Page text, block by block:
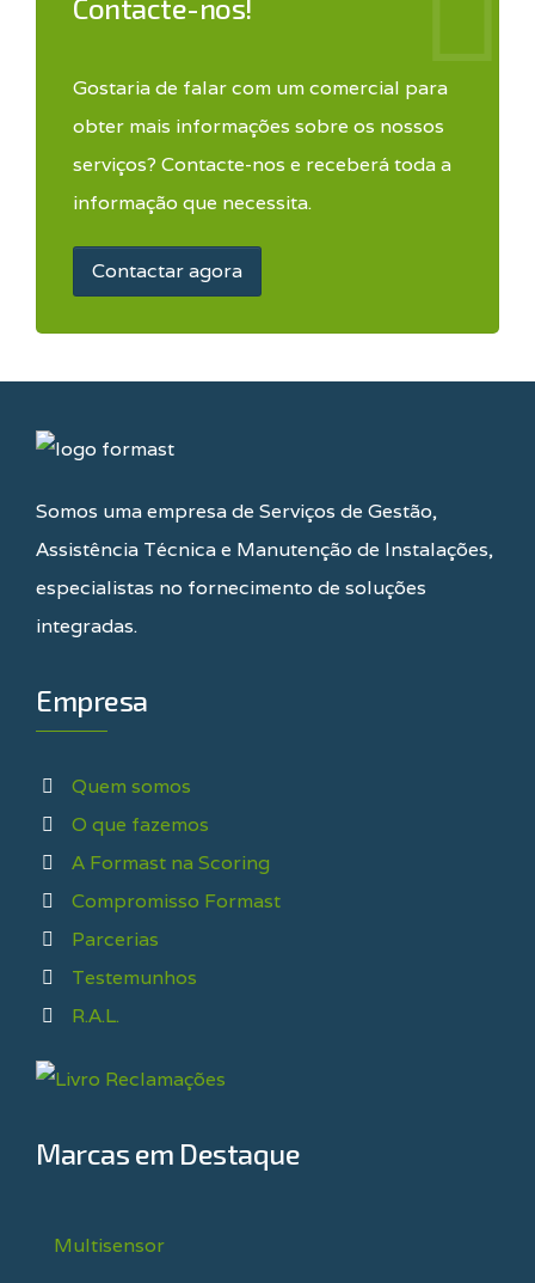
Contacte-nos!
Gostaria de falar com um comercial para
obter mais informações sobre os nossos
serviços? Contacte-nos e receberá toda a
informação que necessita.
Contactar agora
Somos uma empresa de Serviços de Gestão,
Assistência Técnica e Manutenção de Instalações,
especialistas no fornecimento de soluções
integradas.
Empresa
Quem somos
O que fazemos
A Formast na Scoring
Compromisso Formast
Parcerias
Testemunhos
R.A.L.
Marcas em Destaque
Multisensor